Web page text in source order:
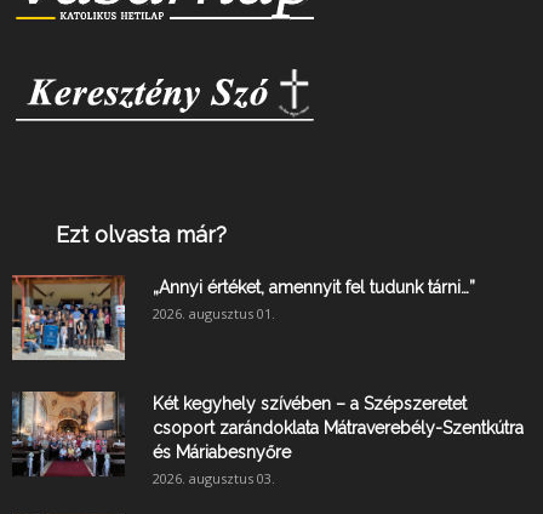
Ezt olvasta már?
„Annyi értéket, amennyit fel tudunk tárni…”
2026. augusztus 01.
Két kegyhely szívében – a Szépszeretet
csoport zarándoklata Mátraverebély-Szentkútra
és Máriabesnyőre
2026. augusztus 03.